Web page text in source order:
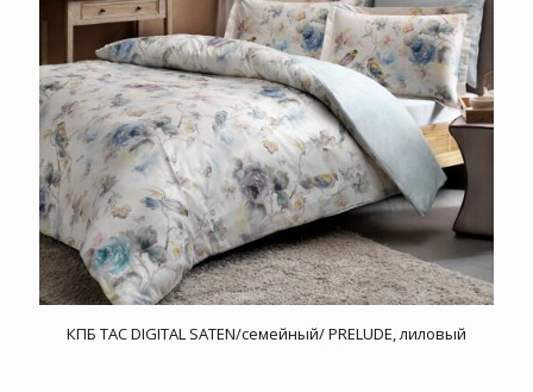
КПБ TAC DIGITAL SATEN/семейный/ PRELUDE, лиловый